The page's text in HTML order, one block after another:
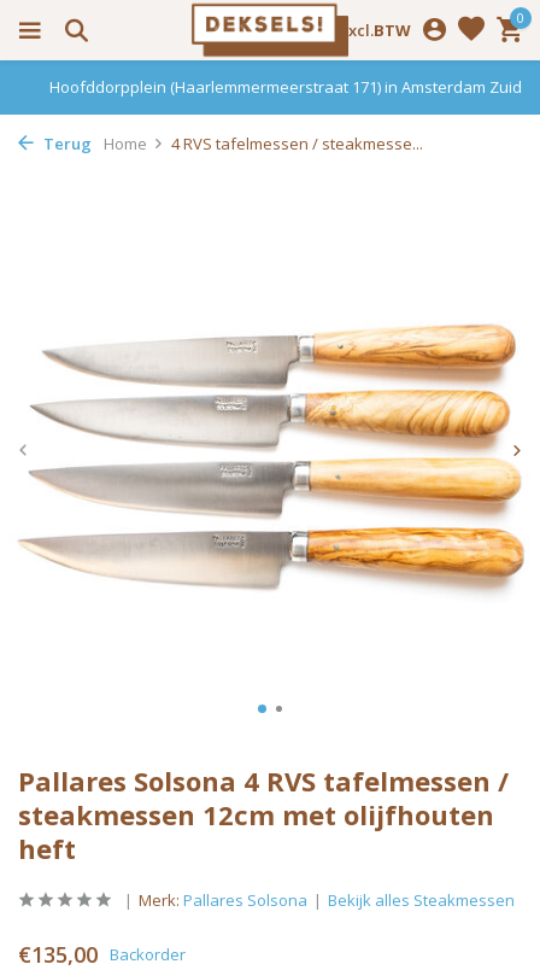
Incl. Excl.BTW
0
Hoofddorpplein (Haarlemmermeerstraat 171) in Amsterdam Zuid
Terug Home 4 RVS tafelmessen / steakmesse...
Pallares Solsona 4 RVS tafelmessen /
steakmessen 12cm met olijfhouten
heft
Merk: Pallares Solsona Bekijk alles Steakmessen
€135,00 Backorder